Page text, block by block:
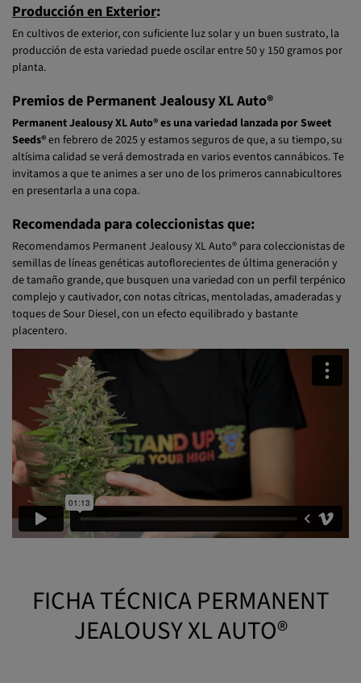
Producción en Exterior:
En cultivos de exterior, con suficiente luz solar y un buen sustrato, la
producción de esta variedad puede oscilar entre 50 y 150 gramos por
planta.
Premios de Permanent Jealousy XL Auto®
Permanent Jealousy XL Auto® es una variedad lanzada por Sweet
Seeds®en febrero de 2025 y estamos seguros de que, a su tiempo, su
altísima calidad se verá demostrada en varios eventos cannábicos. Te
invitamos a que te animes a ser uno de los primeros cannabicultores
en presentarla a una copa.
Recomendada para coleccionistas que:
Recomendamos Permanent Jealousy XL Auto® para coleccionistas de
semillas de líneas genéticas autoflorecientes de última generación y
de tamaño grande, que busquen una variedad con un perfil terpénico
complejo y cautivador, con notas cítricas, mentoladas, amaderadas y
toques de Sour Diesel, con un efecto equilibrado y bastante
placentero.
FICHA TÉCNICA PERMANENT
JEALOUSY XL AUTO®